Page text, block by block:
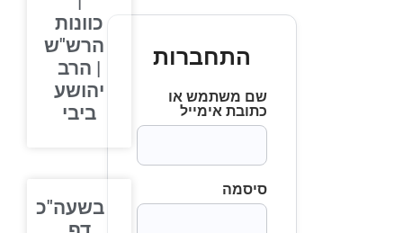
התחברות
שם משתמש או
כתובת אימייל
סיסמה
כוונות
הרש"ש
| הרב
יהושע
ביבי
בשעה"כ